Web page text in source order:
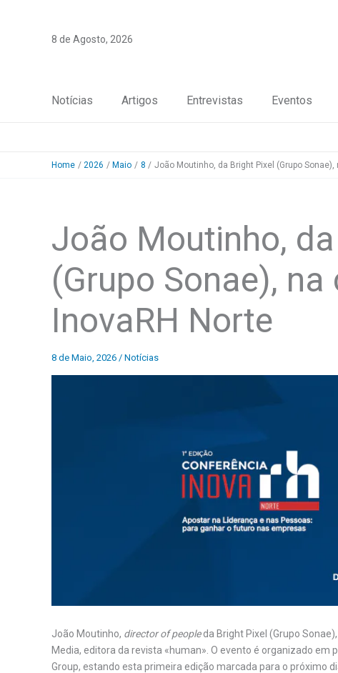
8 de Agosto, 2026
Notícias Artigos Entrevistas Eventos
Home 2026 Maio 8 João Moutinho, da Bright Pixel (Grupo
João Moutinho,
(Grupo Sonae),
InovaRH Norte
8 de Maio, 2026 / Notícias
João Moutinho, director of peopleda Bright Pixel (Grupo
Media, editora da revista «human». O evento é organizado em
Group, estando esta primeira edição marcada para o próximo